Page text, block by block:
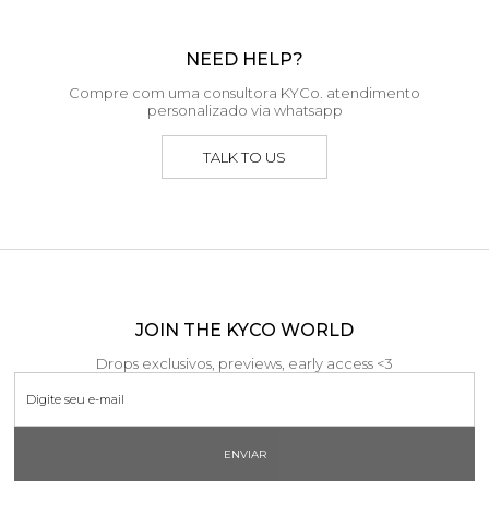
NEED HELP?
Compre com uma consultora KYCo. atendimento
personalizado via whatsapp
TALK TO US
JOIN THE KYCO WORLD
Drops exclusivos, previews, early access <3
ENVIAR